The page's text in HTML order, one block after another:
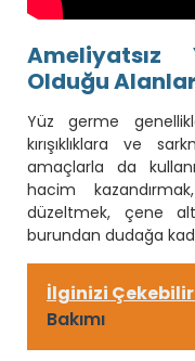
Olduğu
Yüz germe
kırışıklıklara ve
amaçlarla da
hacim
düzeltmek, çene
burundan dudağa
İlginizi
Bakımı